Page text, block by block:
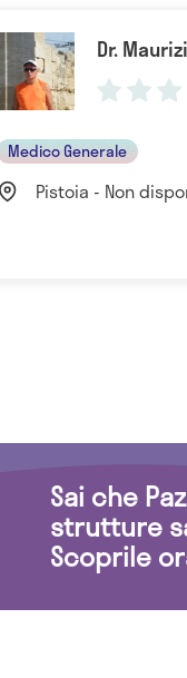
Dr.
Medico Generale
Pistoia - Non
Sai che
strutture
Scoprile